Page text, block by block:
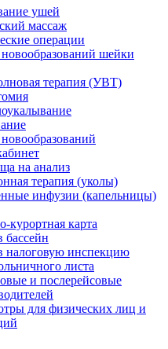
ушей
массаж
операции
шейки
терапия (УВТ)
на анализ
терапия (уколы)
инфузии (капельницы)
курортная карта
бассейн
налоговую инспекцию
листа
и послерейсовые
для физических лиц и